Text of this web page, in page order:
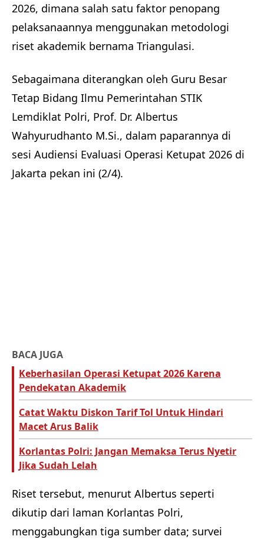
2026, dimana salah satu faktor penopang
pelaksanaannya menggunakan metodologi
riset akademik bernama Triangulasi.
Sebagaimana diterangkan oleh Guru Besar
Tetap Bidang Ilmu Pemerintahan STIK
Lemdiklat Polri, Prof. Dr. Albertus
Wahyurudhanto M.Si., dalam paparannya di
sesi Audiensi Evaluasi Operasi Ketupat 2026 di
Jakarta pekan ini (2/4).
BACA JUGA
Keberhasilan Operasi Ketupat 2026 Karena
Pendekatan Akademik
Catat Waktu Diskon Tarif Tol Untuk Hindari
Macet Arus Balik
Korlantas Polri: Jangan Memaksa Terus Nyetir
Jika Sudah Lelah
Riset tersebut, menurut Albertus seperti
dikutip dari laman Korlantas Polri,
menggabungkan tiga sumber data; survei